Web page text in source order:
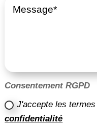
Consentement RGPD
J'accepte les
confidentialité